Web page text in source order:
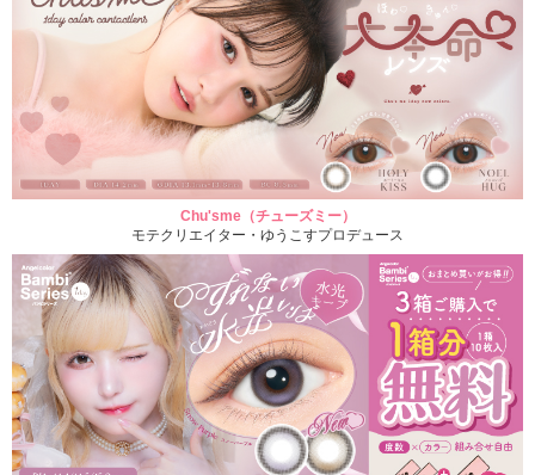
Chu'sme（チューズミー）
モテクリエイター・ゆうこすプロデュース